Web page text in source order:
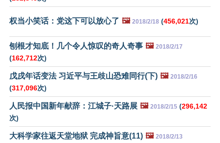
权当小笑话：党这下可以放心了 🖼️ 2018/2/18 (456,021次)
刨根才知底！几个令人惊叹的奇人奇事 🖼️ 2018/2/17
(162,712次)
戊戌年话变法 习近平与王歧山恐难同行(下) 🖼️ 2018/2/16
(317,096次)
人民报中国新年献辞：江城子·天路展 🖼️ 2018/2/15 (296,142
次)
大科学家往返天堂地狱 完成神旨意(11) 🖼️ 2018/2/13